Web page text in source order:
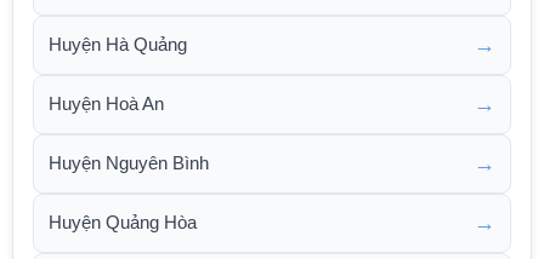
Huyện Hà Quảng →
Huyện Hoà An →
Huyện Nguyên Bình →
Huyện Quảng Hòa →